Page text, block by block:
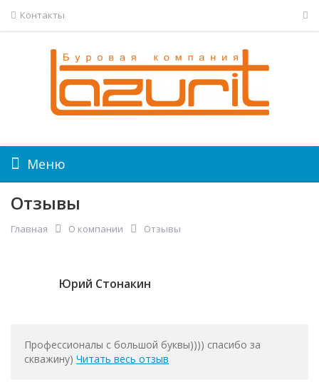
Контакты
Меню
Отзывы
Главная О компании Отзывы
Юрий Стонакин
Профессионалы с большой буквы)))) спасибо за
скважину) Читать весь отзыв